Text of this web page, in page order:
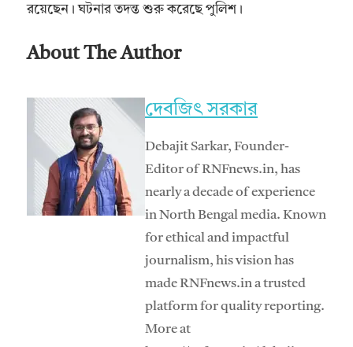
রয়েছেন। ঘটনার তদন্ত শুরু করেছে পুলিশ।
About The Author
দেবজিৎ সরকার
Debajit Sarkar, Founder-
Editor of RNFnews.in, has
nearly a decade of experience
in North Bengal media. Known
for ethical and impactful
journalism, his vision has
made RNFnews.in a trusted
platform for quality reporting.
More at